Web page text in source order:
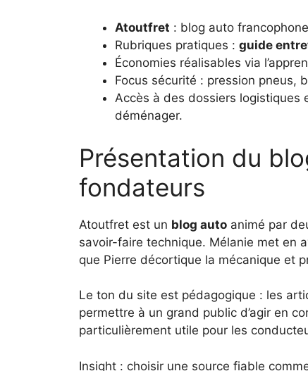
Atoutfret : blog auto
Rubriques pratiques : guide
Économies réalisables via
Focus sécurité : pression pneus,
Accès à des dossiers logistiques
déménager.
Présentation du
fondateurs
Atoutfret est un blog auto animé par
savoir-faire technique. Mélanie met en
que Pierre décortique la mécanique et
Le ton du site est pédagogique : les
permettre à un grand public d’agir en
particulièrement utile pour les
Insight : choisir une source fiable